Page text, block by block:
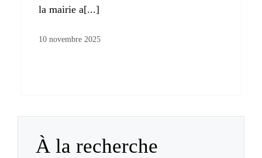
la mairie a[...]
10 novembre 2025
À la recherche